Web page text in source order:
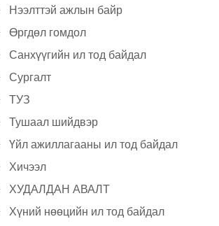
Нээлттэй ажлын байр
Өргдөл гомдол
Санхүүгийн ил тод байдал
Сургалт
ТУЗ
Тушаал шийдвэр
Үйл ажиллагааны ил тод байдал
Хичээл
ХУДАЛДАН АВАЛТ
Хүний нөөцийн ил тод байдал